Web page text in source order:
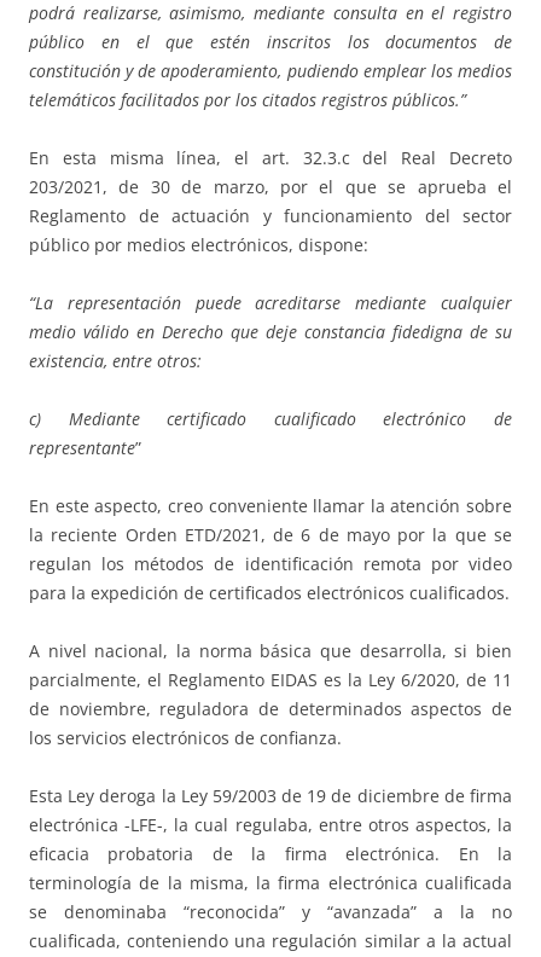
podrá realizarse, asimismo, mediante consulta en el registro
público en el que estén inscritos los documentos de
constitución y de apoderamiento, pudiendo emplear los medios
telemáticos facilitados por los citados registros públicos.”
En esta misma línea, el art. 32.3.c del Real Decreto
203/2021, de 30 de marzo, por el que se aprueba el
Reglamento de actuación y funcionamiento del sector
público por medios electrónicos, dispone:
“La representación puede acreditarse mediante cualquier
medio válido en Derecho que deje constancia fidedigna de su
existencia, entre otros:
c) Mediante certificado cualificado electrónico de
representante”
En este aspecto, creo conveniente llamar la atención sobre
la reciente Orden ETD/2021, de 6 de mayo por la que se
regulan los métodos de identificación remota por video
para la expedición de certificados electrónicos cualificados.
A nivel nacional, la norma básica que desarrolla, si bien
parcialmente, el Reglamento EIDAS es la Ley 6/2020, de 11
de noviembre, reguladora de determinados aspectos de
los servicios electrónicos de confianza.
Esta Ley deroga la Ley 59/2003 de 19 de diciembre de firma
electrónica -LFE-, la cual regulaba, entre otros aspectos, la
eficacia probatoria de la firma electrónica. En la
terminología de la misma, la firma electrónica cualificada
se denominaba “reconocida” y “avanzada” a la no
cualificada, conteniendo una regulación similar a la actual